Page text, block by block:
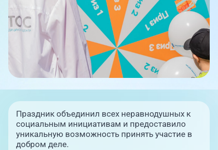
+7 (351) 220-00-03
Праздник объединил всех неравнодушных к
социальным инициативам и предоставило
уникальную возможность принять участие в
добром деле.